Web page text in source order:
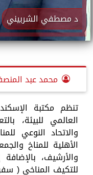
د مصطفي الشربيني
محمد عبد
تنظم مكتبة
العالمي للبيئة،
والاتحاد النوعي
الأهلية للمناخ
والأرشيف،
للتكيف المناخي (